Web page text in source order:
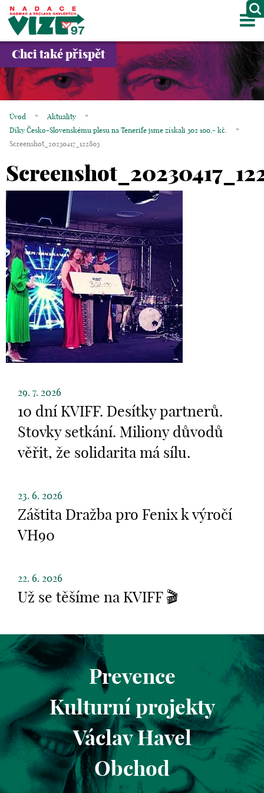
O NÁS
PROJEKTY
GALERIE
OBCHOD
KOŠÍK
EN
Chci také přispět
Úvod * Aktuality
*
Díky Česko-Slovenskému plesu na Tenerife jsme získali 302 100,- kč.
*
Screenshot_20230417_122803
29. 7. 2026
10 dní KVIFF. Desítky partnerů.
Stovky setkání. Miliony důvodů
věřit, že solidarita má sílu.
23. 6. 2026
Záštita Dražba pro Fenix k výročí
VH90
22. 6. 2026
Už se těšíme na KVIFF 🎬
Prevence
Kulturní projekty
Václav Havel
Obchod